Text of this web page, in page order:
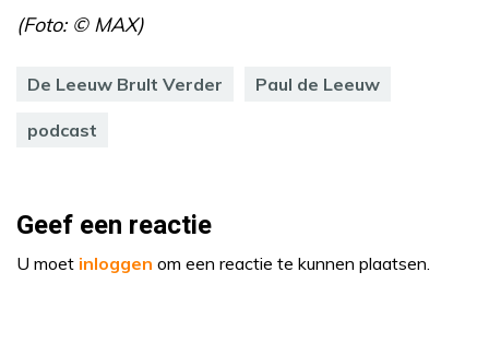
(Foto: © MAX)
De Leeuw Brult Verder Paul de Leeuw
podcast
Geef een reactie
U moet inloggen om een reactie te kunnen plaatsen.